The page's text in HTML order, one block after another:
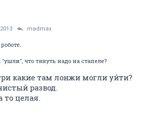
madmax
что тянуть надо на стапеле?
какие там лонжи могли уйти?
развод.
то целая.